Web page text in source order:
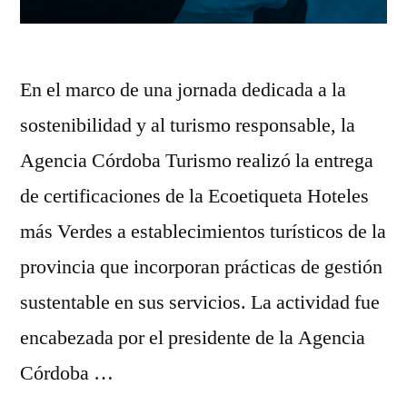
En el marco de una jornada dedicada a la
sostenibilidad y al turismo responsable, la
Agencia Córdoba Turismo realizó la entrega
de certificaciones de la Ecoetiqueta Hoteles
más Verdes a establecimientos turísticos de la
provincia que incorporan prácticas de gestión
sustentable en sus servicios. La actividad fue
encabezada por el presidente de la Agencia
Córdoba …